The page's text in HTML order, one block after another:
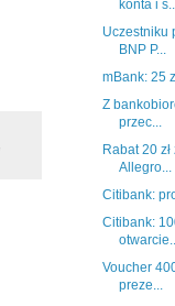
konta i
Uczestniku
BNP P...
mBank: 25
Z
przec...
Rabat 20
Allegro...
Citibank:
Citibank:
Voucher
preze...